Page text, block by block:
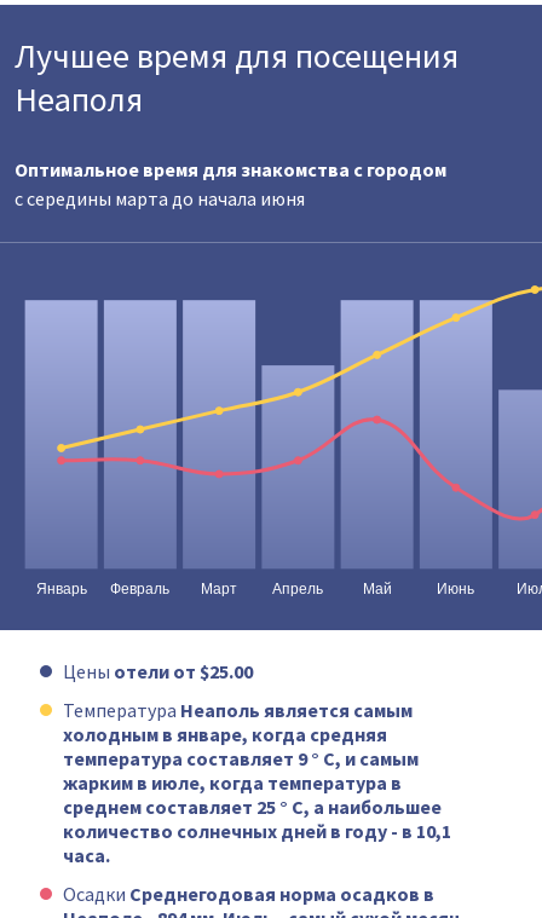
Лучшее время для посещения
Неаполя
Оптимальное время для знакомства с городом
с середины марта до начала июня
Цены отели от $25.00
Температура Неаполь является самым
холодным в январе, когда средняя
температура составляет 9 ° C, и самым
жарким в июле, когда температура в
среднем составляет 25 ° C, а наибольшее
количество солнечных дней в году - в 10,1
часа.
Осадки Среднегодовая норма осадков в